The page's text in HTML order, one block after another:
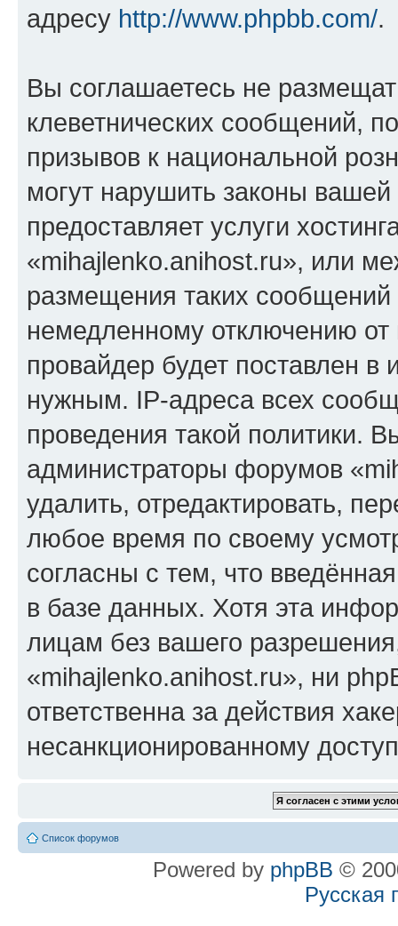
адресу http://www.phpbb.com/.
Вы соглашаетесь не
клеветнических сообщений,
призывов к национальной
могут нарушить законы
предоставляет услуги
«mihajlenko.anihost.ru», или
размещения таких
немедленному отключению
провайдер будет поставлен в
нужным. IP-адреса всех
проведения такой политики.
администраторы форумов
удалить, отредактировать,
любое время по своему
согласны с тем, что
в базе данных. Хотя эта
лицам без вашего
«mihajlenko.anihost.ru», ни
ответственна за действия
несанкционированному
Список форумов
Powered by phpBB ©
Русская